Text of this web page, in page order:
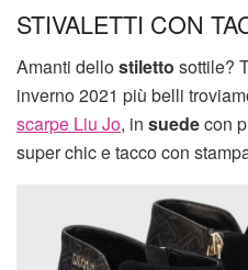
STIVALETTI CON
Amanti dellostiletto sottile?
inverno 2021 più belli
scarpe Liu Jo, in suedecon
super chic e tacco con